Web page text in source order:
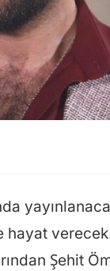
hayat
Şehit